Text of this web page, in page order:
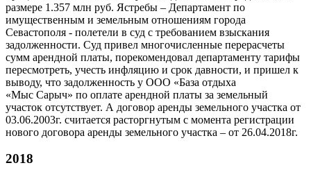
размере 1.357 млн руб. Ястребы – Департамент по
имущественным и земельным отношениям города
Севастополя - полетели в суд с требованием взыскания
задолженности. Суд привел многочисленные перерасчеты
сумм арендной платы, порекомендовал департаменту тарифы
пересмотреть, учесть инфляцию и срок давности, и пришел к
выводу, что задолженность у ООО «База отдыха
«Мыс Сарыч» по оплате арендной платы за земельный
участок отсутствует. А договор аренды земельного участка от
03.06.2003г. считается расторгнутым с момента регистрации
нового договора аренды земельного участка – от 26.04.2018г.
2018